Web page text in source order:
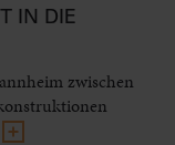
IN DIE
zwischen